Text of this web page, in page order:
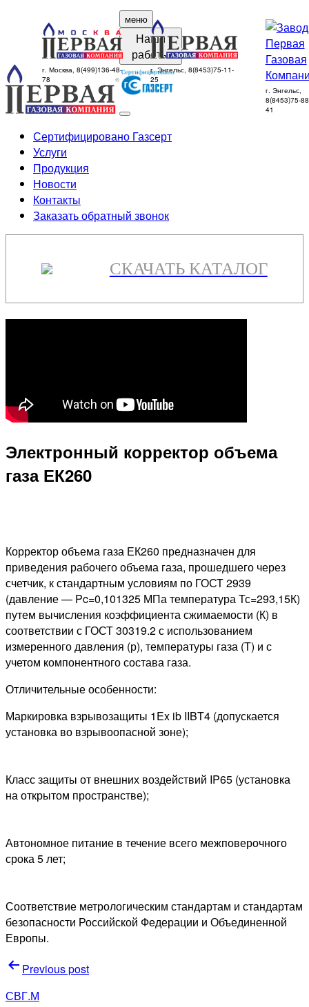
меню
Наши
работы
г. Москва, 8(499)136-48-
78
г. Энгельс, 8(8453)75-11-
25
г. Энгельс,
8(8453)75-
41
Сертифицировано Газсерт
Услуги
Продукция
Новости
Контакты
Заказать обратный звонок
СКАЧАТЬ КАТАЛОГ
Электронный корректор объема
газа ЕК260
Корректор объема газа ЕК260 предназначен для
приведения рабочего объема газа, прошедшего через
счетчик, к стандартным условиям по ГОСТ 2939
(давление — Pc=0,101325 МПа температура Тс=293,15К)
путем вычисления коэффициента сжимаемости (К) в
соответствии с ГОСТ 30319.2 с использованием
измеренного давления (р), температуры газа (Т) и с
учетом компонентного состава газа.
Отличительные особенности:
Маркировка взрывозащиты 1Ex ib IIBT4 (допускается
установка во взрывоопасной зоне);
Класс защиты от внешних воздействий IP65 (установка
на открытом пространстве);
Автономное питание в течение всего межповерочного
срока 5 лет;
Соответствие метрологическим стандартам и стандартам
безопасности Российской Федерации и Объединенной
Европы.
Навигация
по
Previous post
СВГ.М